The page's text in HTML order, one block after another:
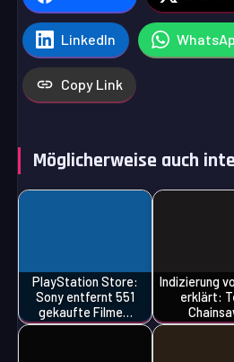
LinkedIn
Copy Link
Möglicherweise auch
PlayStation Store:
Sony entfernt 551
gekaufte Filme…
Indizierung
erklärt: